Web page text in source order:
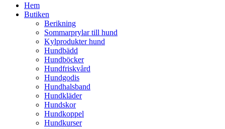
Hem
Butiken
Berikning
Sommarprylar till hund
Kylprodukter hund
Hundbädd
Hundböcker
Hundfriskvård
Hundgodis
Hundhalsband
Hundkläder
Hundskor
Hundkoppel
Hundkurser